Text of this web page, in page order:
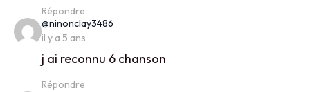
Répondre
@ninonclay3486
il y a 5 ans
j ai reconnu 6 chanson
Répondre